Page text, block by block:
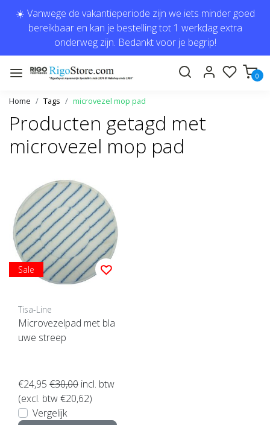
☀️ Vanwege de vakantieperiode zijn we iets minder goed
bereikbaar en kan je bestelling tot 1 werkdag extra
onderweg zijn. Bedankt voor je begrip!
0
Home Tags microvezel mop pad
Producten getagd met
microvezel mop pad
Sale
Tisa-Line
Microvezelpad met bla
uwe streep
€24,95 €30,00 incl. btw
(excl. btw €20,62)
Vergelijk